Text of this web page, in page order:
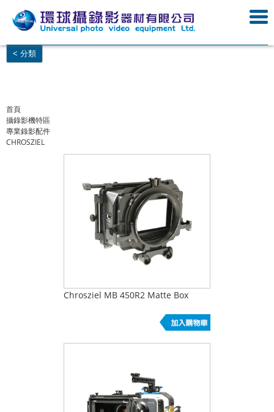
< 分類
首頁
攝錄影機特區
專業錄影配件
CHROSZIEL
Chrosziel MB 450R2 Matte Box